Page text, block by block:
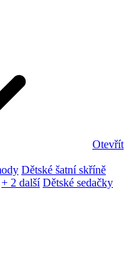
Otevřít
Dětské šatní skříně
+ 2 další Dětské sedačky